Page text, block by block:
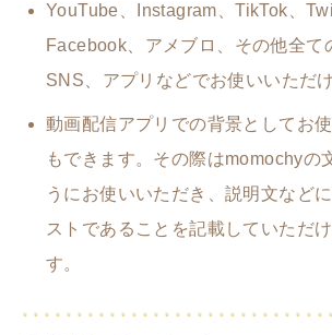
YouTube、Instagram、TikTok、
Facebook、アメブロ、その他全て
SNS、アプリなどでお使いいただ
動画配信アプリでの背景としてお
もできます。その際はmomochyの
うにお使いいただき、説明文など
ストであることを記載していただ
す。